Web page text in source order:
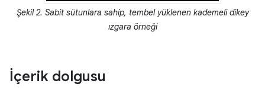
Şekil 2. Sabit sütunlara sahip, tembel yüklenen kademeli dikey
ızgara örneği
İçerik dolgusu